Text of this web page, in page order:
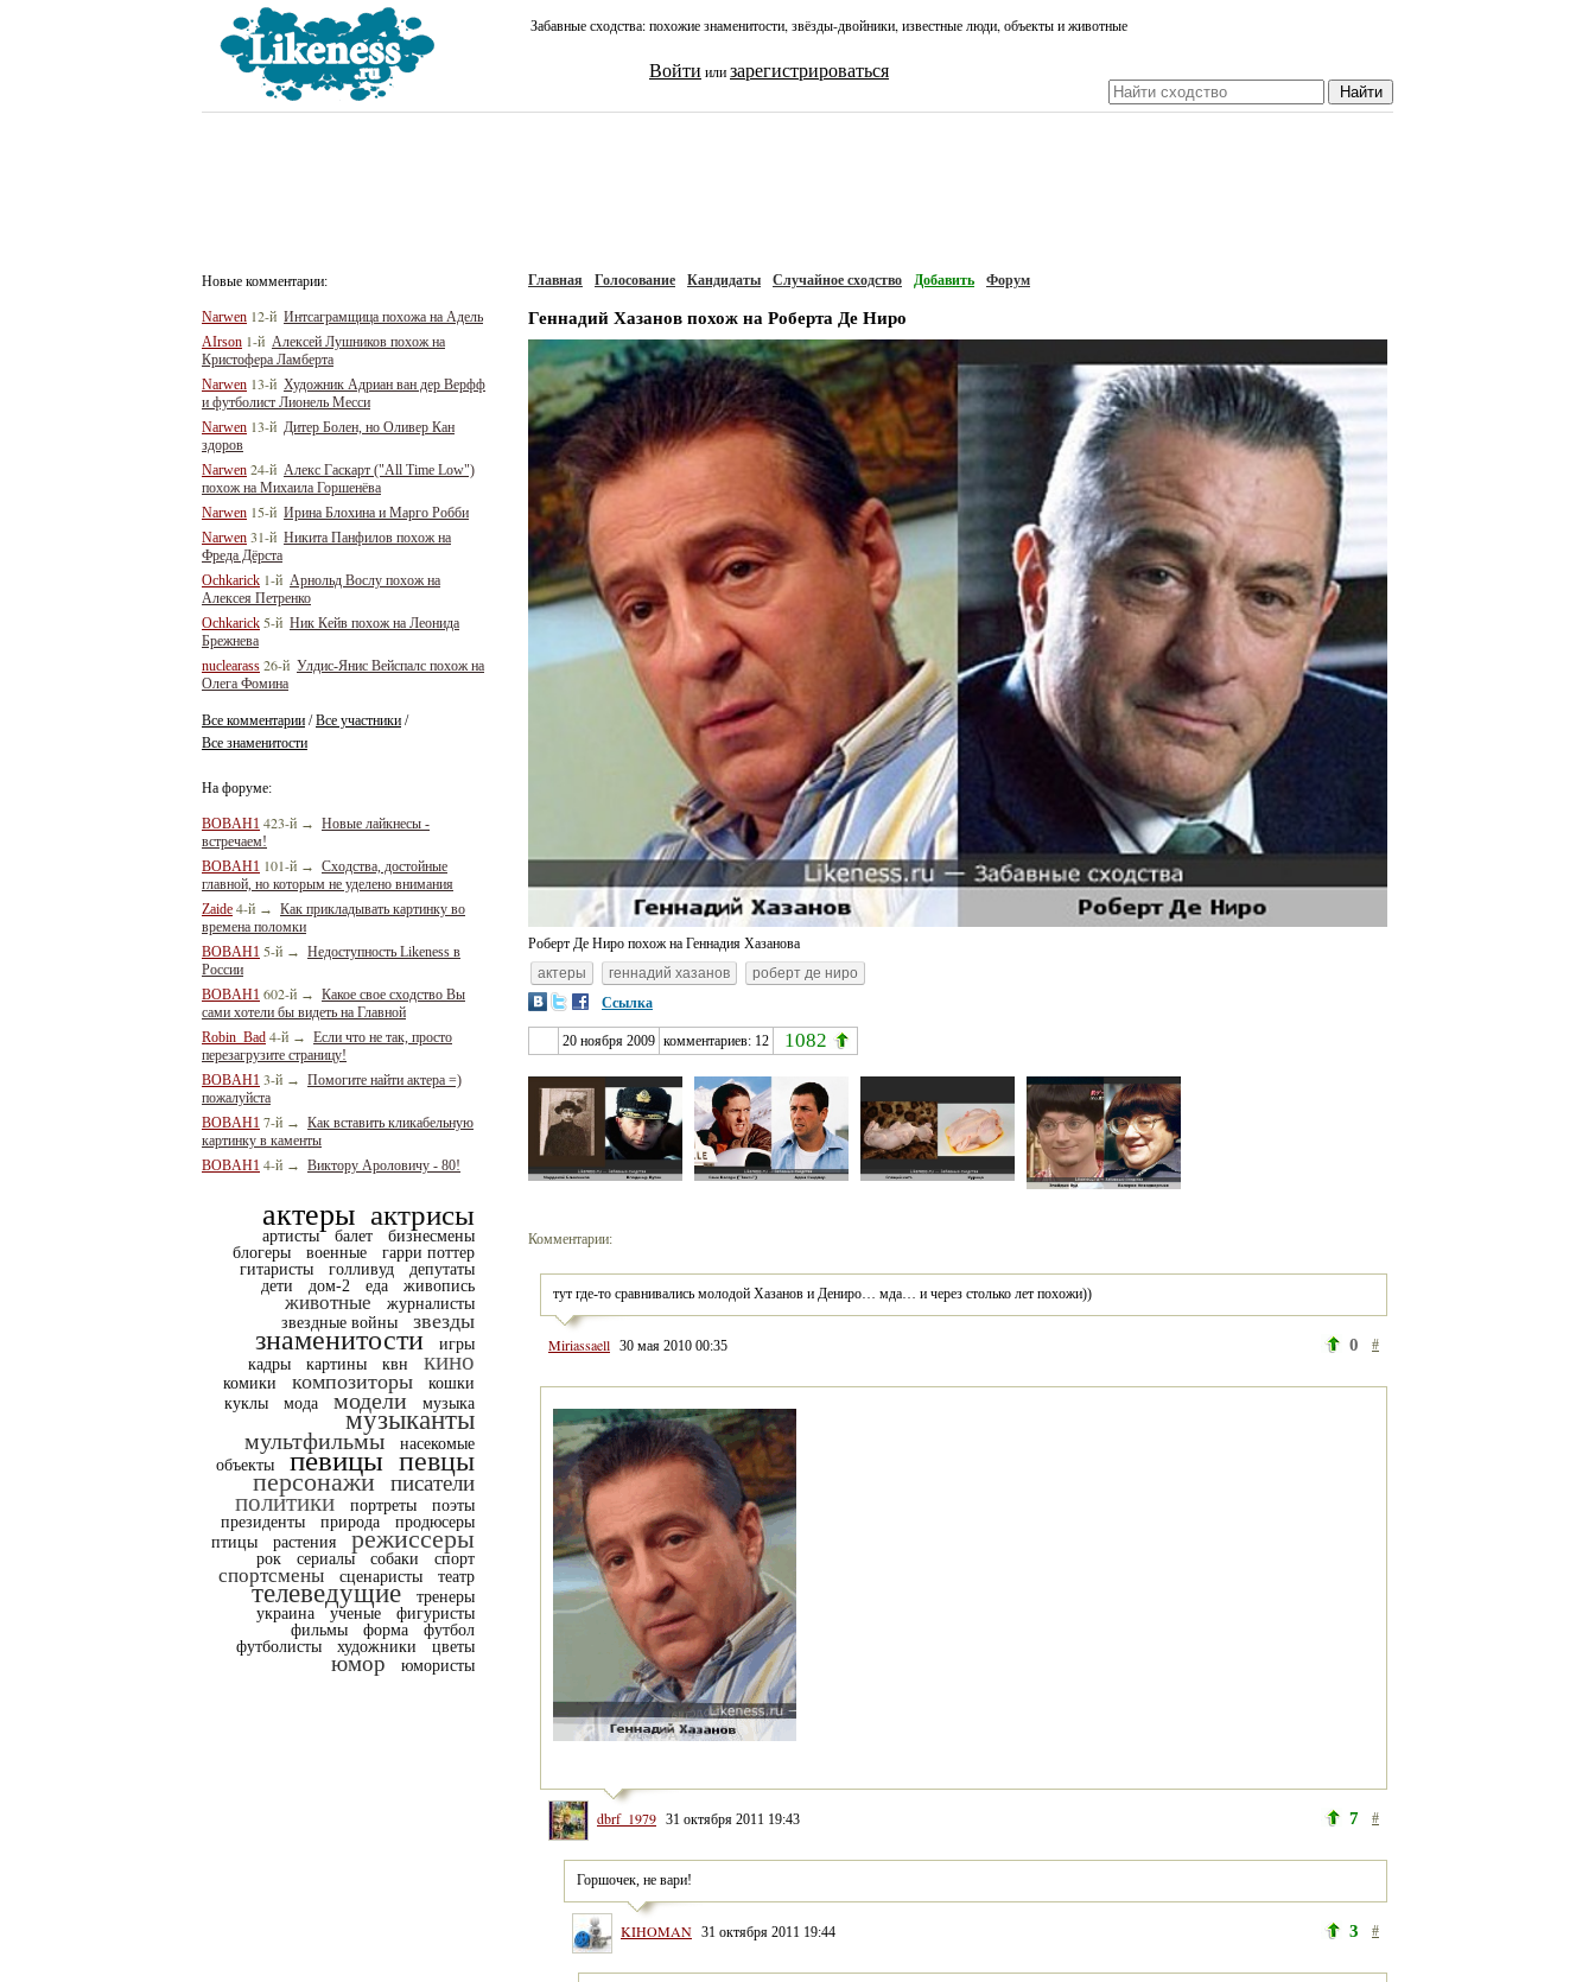
Забавные сходства: похожие знаменитости, звёзды-двойники, известные люди, объекты и животные
Войти или зарегистрироваться
Новые комментарии:
Narwen 12-й Интсаграмщица похожа на Адель
AIrson 1-й Алексей Лушников похож на
Кристофера Ламберта
Narwen 13-й Художник Адриан ван дер Верфф
и футболист Лионель Месси
Narwen 13-й Дитер Болен, но Оливер Кан
здоров
Narwen 24-й Алекс Гаскарт ("All Time Low")
похож на Михаила Горшенёва
Narwen 15-й Ирина Блохина и Марго Робби
Narwen 31-й Никита Панфилов похож на
Фреда Дёрста
Ochkarick 1-й Арнольд Вослу похож на
Алексея Петренко
Ochkarick 5-й Ник Кейв похож на Леонида
Брежнева
nuclearass 26-й Улдис-Янис Вейспалс похож на
Олега Фомина
Все комментарии /Все участники /
Все знаменитости
На форуме:
BOBAH1 423-й → Новые лайкнесы -
встречаем!
BOBAH1 101-й → Сходства, достойные
главной, но которым не уделено внимания
Zaide 4-й → Как прикладывать картинку во
времена поломки
BOBAH1 5-й → Недоступность Likeness в
России
BOBAH1 602-й → Какое свое сходство Вы
сами хотели бы видеть на Главной
Robin_Bad 4-й → Если что не так, просто
перезагрузите страницу!
BOBAH1 3-й → Помогите найти актера =)
пожалуйста
BOBAH1 7-й → Как вставить кликабельную
картинку в каменты
BOBAH1 4-й → Виктору Ароловичу - 80!
актеры актрисы
артисты балет
бизнесмены
блогеры
военные
гарри поттер
гитаристы
голливуд
депутаты
дети
дом-2 еда живопись
животные
журналисты
звездные войны
звезды
знаменитости
игры
кадры
картины квн кино
комики композиторы
кошки
куклы
мода модели музыка
музыканты
мультфильмы
насекомые
объекты
певицы певцы
персонажи писатели
политики портреты
поэты
президенты
природа
продюсеры
птицы
растения режиссеры
рок сериалы собаки спорт
спортсмены сценаристы театр
телеведущие
тренеры
украина
ученые
фигуристы
фильмы
форма
футбол
футболисты
художники цветы
юмор юмористы
Главная Голосование Кандидаты Случайное сходство Добавить Форум
Геннадий Хазанов похож на Роберта Де Ниро
Роберт Де Ниро похож на Геннадия Хазанова
актеры
геннадий хазанов
роберт де ниро
Ссылка
20 ноября 2009 комментариев: 12 1082
Комментарии:
тут где-то сравнивались молодой Хазанов и Дениро… мда… и через столько лет похожи))
Miriassaell 30 мая 2010 00:35 0 #
dbrf_1979 31 октября 2011 19:43 7 #
Горшочек, не вари!
KIHOMAN 31 октября 2011 19:44 3 #